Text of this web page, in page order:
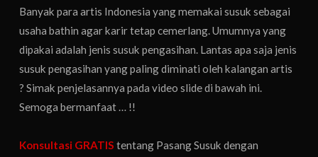
Banyak para artis Indonesia yang memakai susuk sebagai
usaha bathin agar karir tetap cemerlang. Umumnya yang
dipakai adalah jenis susuk pengasihan. Lantas apa saja jenis
susuk pengasihan yang paling diminati oleh kalangan artis
? Simak penjelasannya pada video slide di bawah ini.
Semoga bermanfaat … !!
Konsultasi GRATIS tentang Pasang Susuk dengan